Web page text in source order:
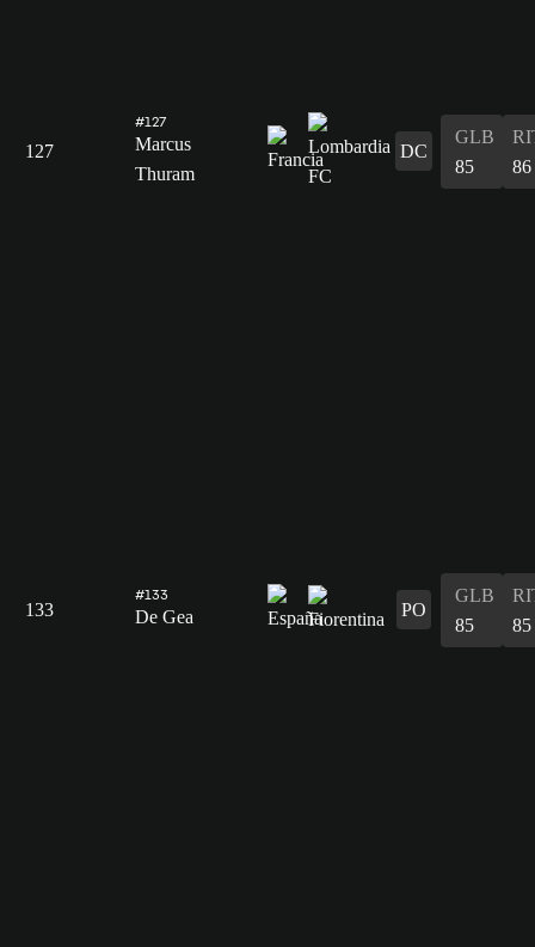
127
#127
Marcus
Thuram
DC
GLB
85
86
133
#133
De Gea PO
GLB
85
85